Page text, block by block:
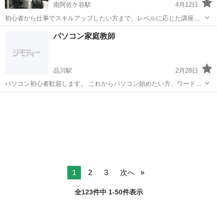
南阿佐ケ谷駅
4月12日
初心者から仕事でスキルアップしたい方まで、レベルに応じた講座を
ご用意しています。 まずはモニターを見ながら説明を聞いて頂き、わ
からないところはスタッフがお手伝い！ どなたでも簡単に理解できま
南阿佐ケ谷駅 Windows総合
パソコン家庭教師
品川駅
2月28日
パソコン初心者歓迎します。 これからパソコン始めたい方、ワード・
エクセル・パワーポイントの使い方、 プリンタ・Wi-Fi設定など、困っ
1 2 3 次へ
全123件中 1-50件表示